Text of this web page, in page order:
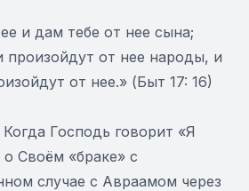
и дам тебе от нее сына;
произойдут от нее народы, и
от нее.» (Быт 17: 16)
Господь говорит «Я
Своём «браке» с
случае с Авраамом через